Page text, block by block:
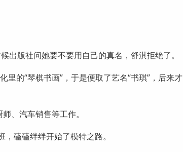
出版社问她要不要用自己的真名，舒淇拒绝了。
的“琴棋书画”，于是便取了艺名“书琪”，后来才
、汽车销售等工作。
磕磕绊绊开始了模特之路。